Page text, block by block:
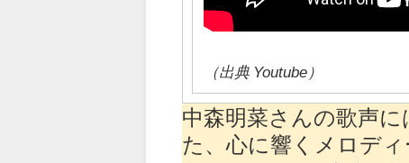
（出典 Youtube）
中森明菜さんの歌声
た、心に響くメロデ